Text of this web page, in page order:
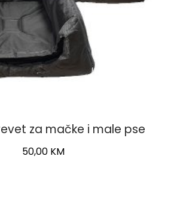
page
za mačke i male pse
50,00 KM